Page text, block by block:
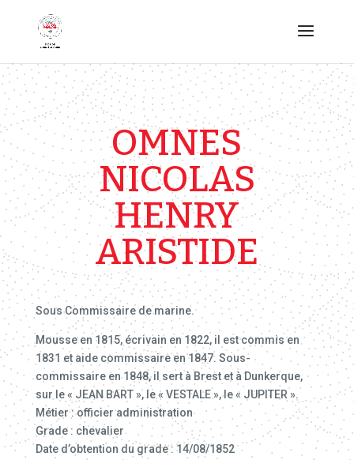
OMNES
NICOLAS
HENRY
ARISTIDE
Sous Commissaire de marine.
Mousse en 1815, écrivain en 1822, il est commis en
1831 et aide commissaire en 1847. Sous-
commissaire en 1848, il sert à Brest et à Dunkerque,
sur le « JEAN BART », le « VESTALE », le « JUPITER ».
Métier : officier administration
Grade : chevalier
Date d’obtention du grade : 14/08/1852